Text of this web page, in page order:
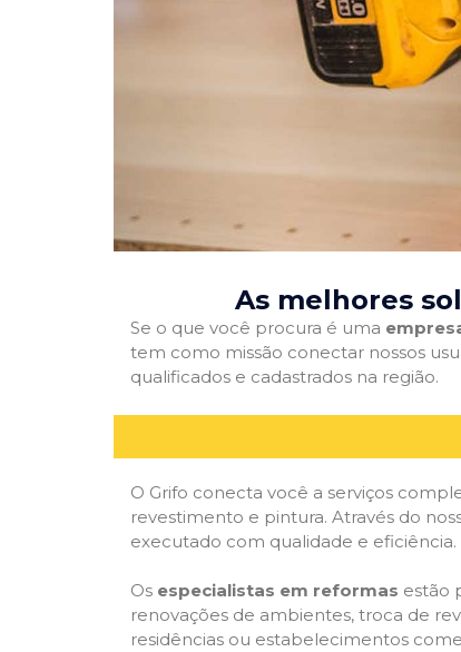
As melhores
Se o que você procura é uma
tem como missão conectar nossos
qualificados e cadastrados na região.
O Grifo conecta você a serviços
revestimento e pintura. Através do
executado com qualidade e eficiência.
Os especialistas em reformas estão
renovações de ambientes, troca de
residências ou estabelecimentos